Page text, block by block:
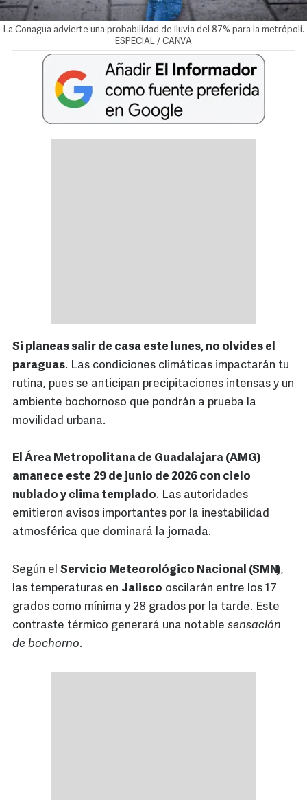
La Conagua advierte una probabilidad de lluvia del 87% para la metrópoli.
ESPECIAL / CANVA
Si planeas salir de casa este lunes, no olvides el
paraguas. Las condiciones climáticas impactarán tu
rutina, pues se anticipan precipitaciones intensas y un
ambiente bochornoso que pondrán a prueba la
movilidad urbana.
El Área Metropolitana de Guadalajara (AMG)
amanece este 29 de junio de 2026 con cielo
nublado y clima templado. Las autoridades
emitieron avisos importantes por la inestabilidad
atmosférica que dominará la jornada.
Según el Servicio Meteorológico Nacional (SMN),
las temperaturas en Jalisco oscilarán entre los 17
grados como mínima y 28 grados por la tarde. Este
contraste térmico generará una notable sensación
de bochorno.